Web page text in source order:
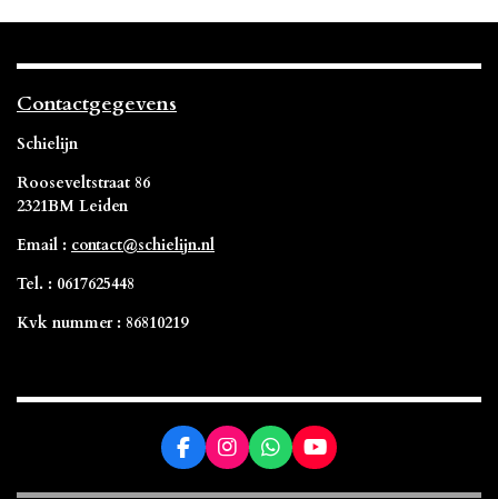
Contactgegevens
Schielijn
Rooseveltstraat 86
2321BM Leiden
Email : contact@schielijn.nl
Tel. : 0617625448
Kvk nummer : 86810219
F
a
I
n
W
h
Y
o